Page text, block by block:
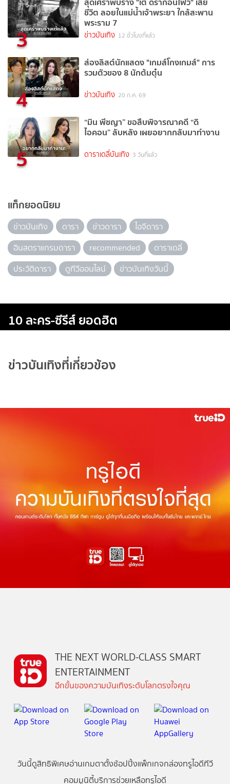
3
ชีวิต ลอยในแม่น้ำเจ้าพระยา ใกล้สะพาน
พระราม 7
ข่าวบันเทิง 12 ชั่วโมงที่แล้ว
4
ส่องลิสต์นักแสดง "เกมส์โกงเกมส์" การ
รวมตัวของ 8 นักต้มตุ๋น
ข่าวบันเทิง 20 ก.ค. 69
5
“มิน พีชญา” ขอสืบพิจารณาคดี “ดิ
ไอคอน” ลับหลัง เผยอยากกลับมาทำงาน
ดาราเดลี่บันเทิง 3 วันที่แล้ว
แท็กยอดนิยม
ข่าวบันเทิง ดารา ข่าวดารา
ไอจีดารา
อินสตราแกรมดารา
recommended
ดาราเดลี่
ประวัติดารา
ดูทีวีออนไลน์ ข่าวบันเทิงวันนี้
10 ละคร-ซีรีส์ ยอดฮิต
ข่าวบันเทิงที่เกี่ยวข้อง
THE NEXT WORLD-CLASS SMART
ENTERTAINMENT
อีกขั้นของความบันเทิงระดับโลกตรงใจคุณ
วันนี้ดูสิทธิพิเศษอ่านเกมตาตั้งช้อปปิ้งแพ็กเกจกล่องทรูไอดีทีวี
คอมมูนิตี้บริการช่วยเหลือทรูไอดี